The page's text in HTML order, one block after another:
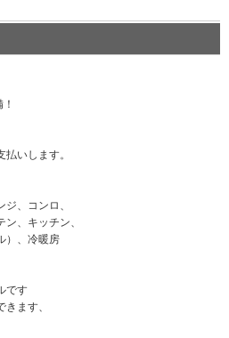
いします。
、コンロ、
、キッチン、
）、冷暖房
です
ます、